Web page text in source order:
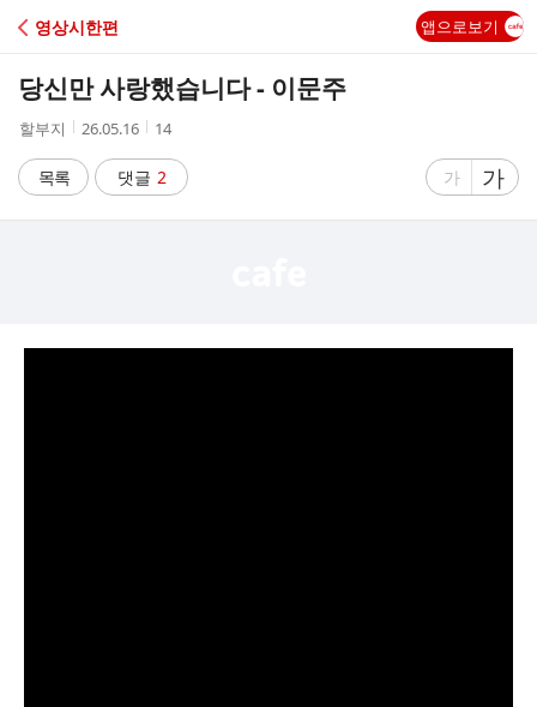
C
A
영상시한편 앱으로보기
당신만 사랑했습니다 - 이문주
작
자
할부지
작
시
간
26.05.16
조
수
14
목록 댓글 2
글
게
가
글
자
게
가